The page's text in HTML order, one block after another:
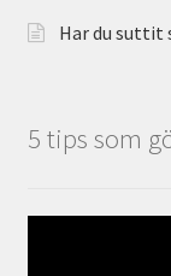
Har du suttit
5 tips som